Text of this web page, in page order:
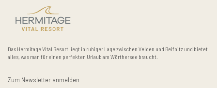
Das Hermitage Vital Resort liegt in ruhiger Lage zwischen Velden und Reifnitz und bietet
alles, was man für einen perfekten Urlaub am Wörthersee braucht.
Zum Newsletter anmelden